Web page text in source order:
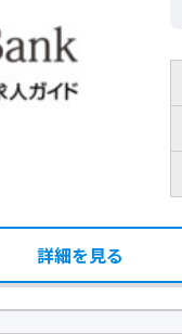
詳細を見る